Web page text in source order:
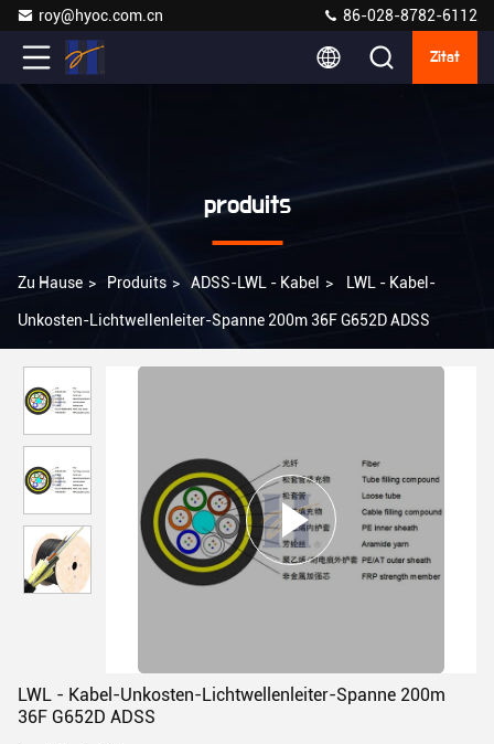
roy@hyoc.com.cn 86-028-8782-6112
Zitat
produits
Zu Hause > Produits > ADSS-LWL - Kabel > LWL - Kabel-
Unkosten-Lichtwellenleiter-Spanne 200m 36F G652D ADSS
LWL - Kabel-Unkosten-Lichtwellenleiter-Spanne 200m
36F G652D ADSS